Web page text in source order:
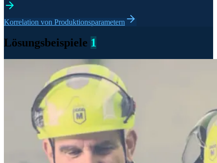
Korrelation von Produktionsparametern
Lösungsbeispiele 1